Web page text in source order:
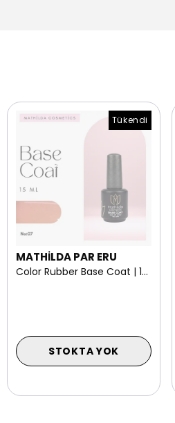
Tükendi
MATHİLDA PAR ERU
Color Rubber Base Coat | 15 ml NO: 07
STOKTA YOK